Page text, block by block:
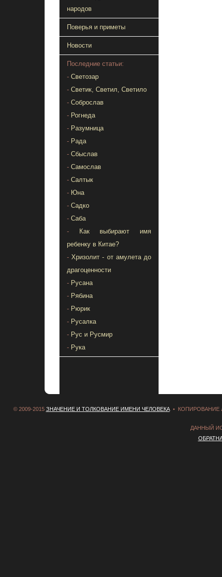
народов
Поверья и приметы
Новости
Последние статьи:
- Светозар
- Светик, Светил, Светило
- Соброслав
- Рогнеда
- Разумница
- Рада
- Сбыслав
- Самослав
- Салтык
- Юна
- Садко
- Саба
-
Как выбирают имя
ребенку в Китае?
-Хризолит - от амулета до
драгоценности
- Русана
- Рябина
- Рюрик
- Русалка
- Рус и Русмир
- Рука
© 2009-2015 ЗНАЧЕНИЕ И ТОЛКОВАНИЕ ИМЕНИ ЧЕЛОВЕКА• КОПИРОВАНИЕ
ДАННЫЙ